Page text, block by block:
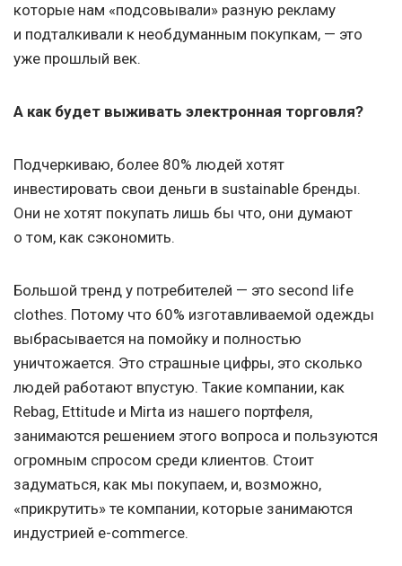
которые нам «подсовывали» разную рекламу
и подталкивали к необдуманным покупкам, — это
уже прошлый век.
А как будет выживать электронная торговля?
Подчеркиваю, более 80% людей хотят
инвестировать свои деньги в sustainable бренды.
Они не хотят покупать лишь бы что, они думают
о том, как сэкономить.
Большой тренд у потребителей — это second life
clothes. Потому что 60% изготавливаемой одежды
выбрасывается на помойку и полностью
уничтожается. Это страшные цифры, это сколько
людей работают впустую. Такие компании, как
Rebag, Ettitude и Mirta из нашего портфеля,
занимаются решением этого вопроса и пользуются
огромным спросом среди клиентов. Стоит
задуматься, как мы покупаем, и, возможно,
«прикрутить» те компании, которые занимаются
индустрией e-commerce.